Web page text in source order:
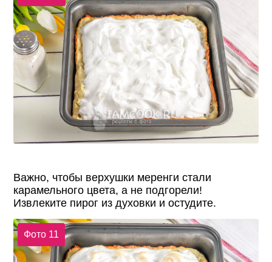
Важно, чтобы верхушки меренги стали
карамельного цвета, а не подгорели!
Извлеките пирог из духовки и остудите.
Фото 11